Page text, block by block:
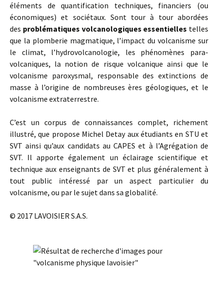
éléments de quantification techniques, financiers (ou
économiques) et sociétaux. Sont tour à tour abordées
des problématiques volcanologiques essentielles telles
que la plomberie magmatique, l’impact du volcanisme sur
le climat, l’hydrovolcanologie, les phénomènes para-
volcaniques, la notion de risque volcanique ainsi que le
volcanisme paroxysmal, responsable des extinctions de
masse à l’origine de nombreuses ères géologiques, et le
volcanisme extraterrestre.
C’est un corpus de connaissances complet, richement
illustré, que propose Michel Detay aux étudiants en STU et
SVT ainsi qu’aux candidats au CAPES et à l’Agrégation de
SVT. Il apporte également un éclairage scientifique et
technique aux enseignants de SVT et plus généralement à
tout public intéressé par un aspect particulier du
volcanisme, ou par le sujet dans sa globalité.
© 2017 LAVOISIER S.A.S.